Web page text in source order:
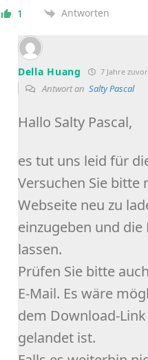
1 Antworten
Della Huang 7 Jahre zuvor
Antwort an Salty Pascal
Hallo Salty Pascal,
es tut uns leid für
Versuchen Sie bitte
Webseite neu zu
einzugeben und die
lassen.
Prüfen Sie bitte
E-Mail. Es wäre
dem Download-
gelandet ist.